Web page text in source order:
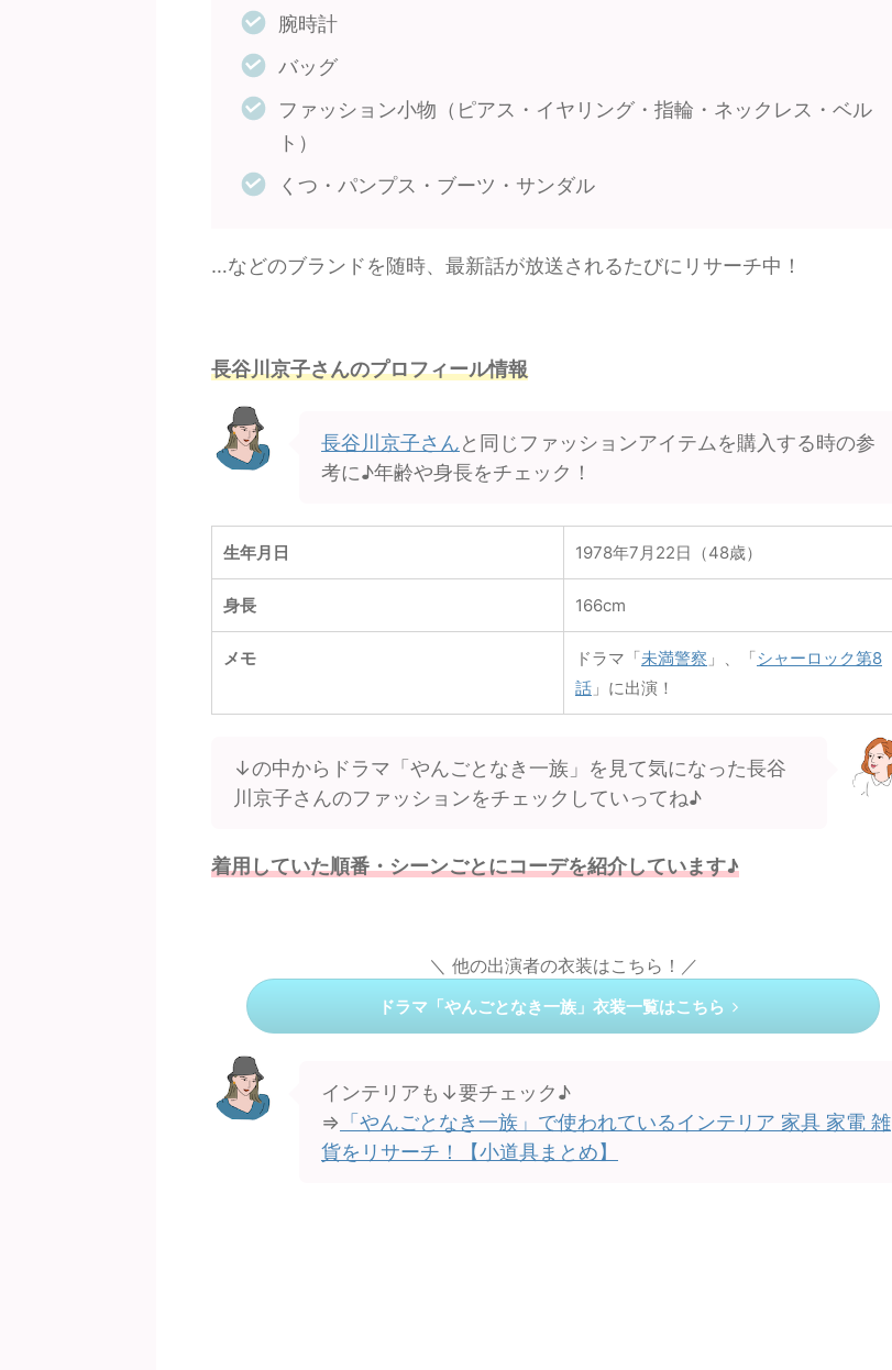
腕時計
バッグ
ファッション小物（ピアス・イヤリング・指輪・ネックレス・ベル
ト）
くつ・パンプス・ブーツ・サンダル
…などのブランドを随時、最新話が放送されるたびにリサーチ中！
長谷川京子さんのプロフィール情報
長谷川京子さんと同じファッションアイテムを購入する時の参
考に♪年齢や身長をチェック！
生年月日 1978年7月22日（48歳）
身長 ‎166cm
メモ ドラマ「未満警察 」、「シャーロック第8
話 」に出演！
↓の中からドラマ「やんごとなき一族」を見て気になった長谷
川京子さんのファッションをチェックしていってね♪
着用していた順番・シーンごとにコーデを紹介しています♪
＼ 他の出演者の衣装はこちら！／
ドラマ「やんごとなき一族」衣装一覧はこちら
インテリアも↓要チェック♪
⇒ 「やんごとなき一族」で使われているインテリア 家具 家電 雑
貨をリサーチ！【小道具まとめ】